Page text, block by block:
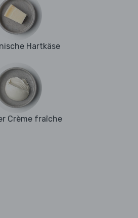
Hartkäse
Crème fraîche